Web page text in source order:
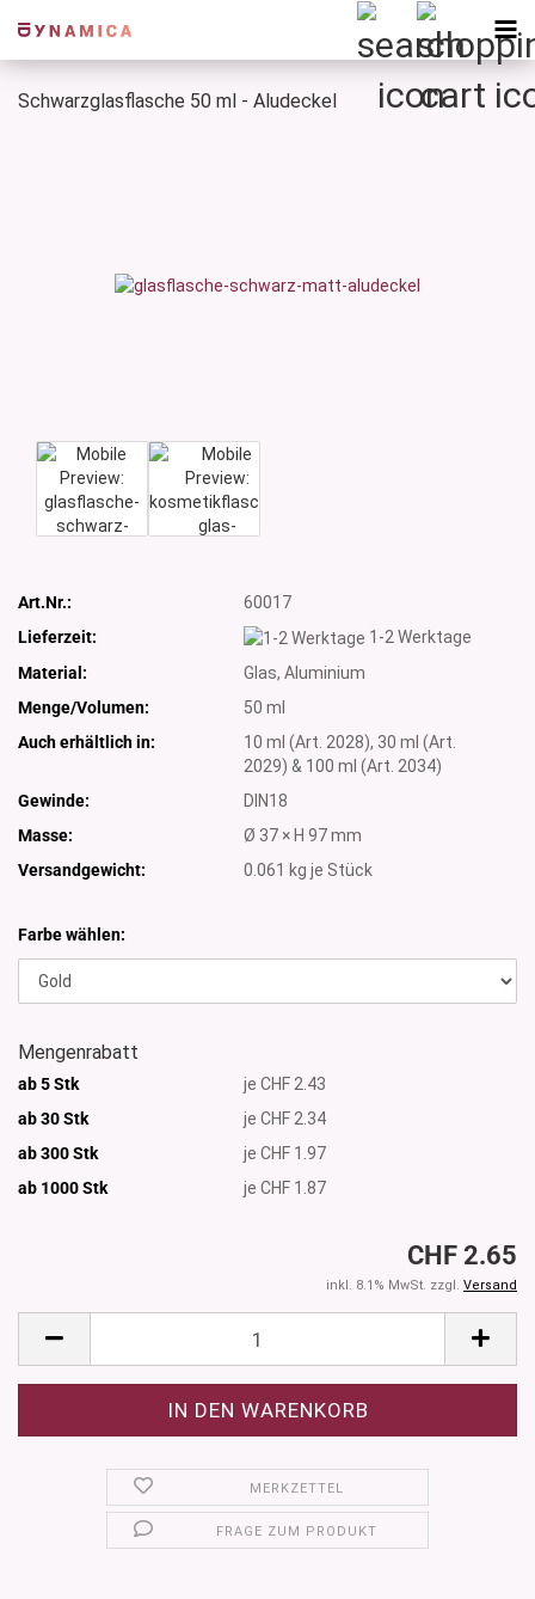
Schwarzglasflasche 50 ml - Aludeckel
Art.Nr.:
60017
Lieferzeit:
1-2 Werktage
Material:
Glas, Aluminium
Menge/Volumen:
50 ml
Auch erhältlich in:
10 ml (Art. 2028), 30 ml (Art.
2029) & 100 ml (Art. 2034)
Gewinde:
DIN18
Masse:
Ø 37 × H 97 mm
Versandgewicht:
0.061 kg je Stück
Farbe wählen:
Mengenrabatt
ab 5 Stk
je CHF 2.43
ab 30 Stk
je CHF 2.34
ab 300 Stk
je CHF 1.97
ab 1000Stk je CHF 1.87
CHF 2.65
inkl. 8.1% MwSt. zzgl. Versand
MERKZETTEL
FRAGE ZUM PRODUKT